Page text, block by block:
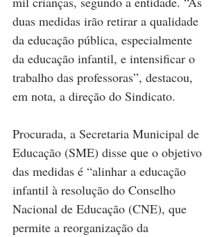
duas medidas irão retirar a qualidade
da educação pública, especialmente
da educação infantil, e intensificar o
trabalho das professoras”, destacou,
em nota, a direção do Sindicato.
Procurada, a Secretaria Municipal de
Educação (SME) disse que o objetivo
das medidas é “alinhar a educação
infantil à resolução do Conselho
Nacional de Educação (CNE), que
permite a reorganização da